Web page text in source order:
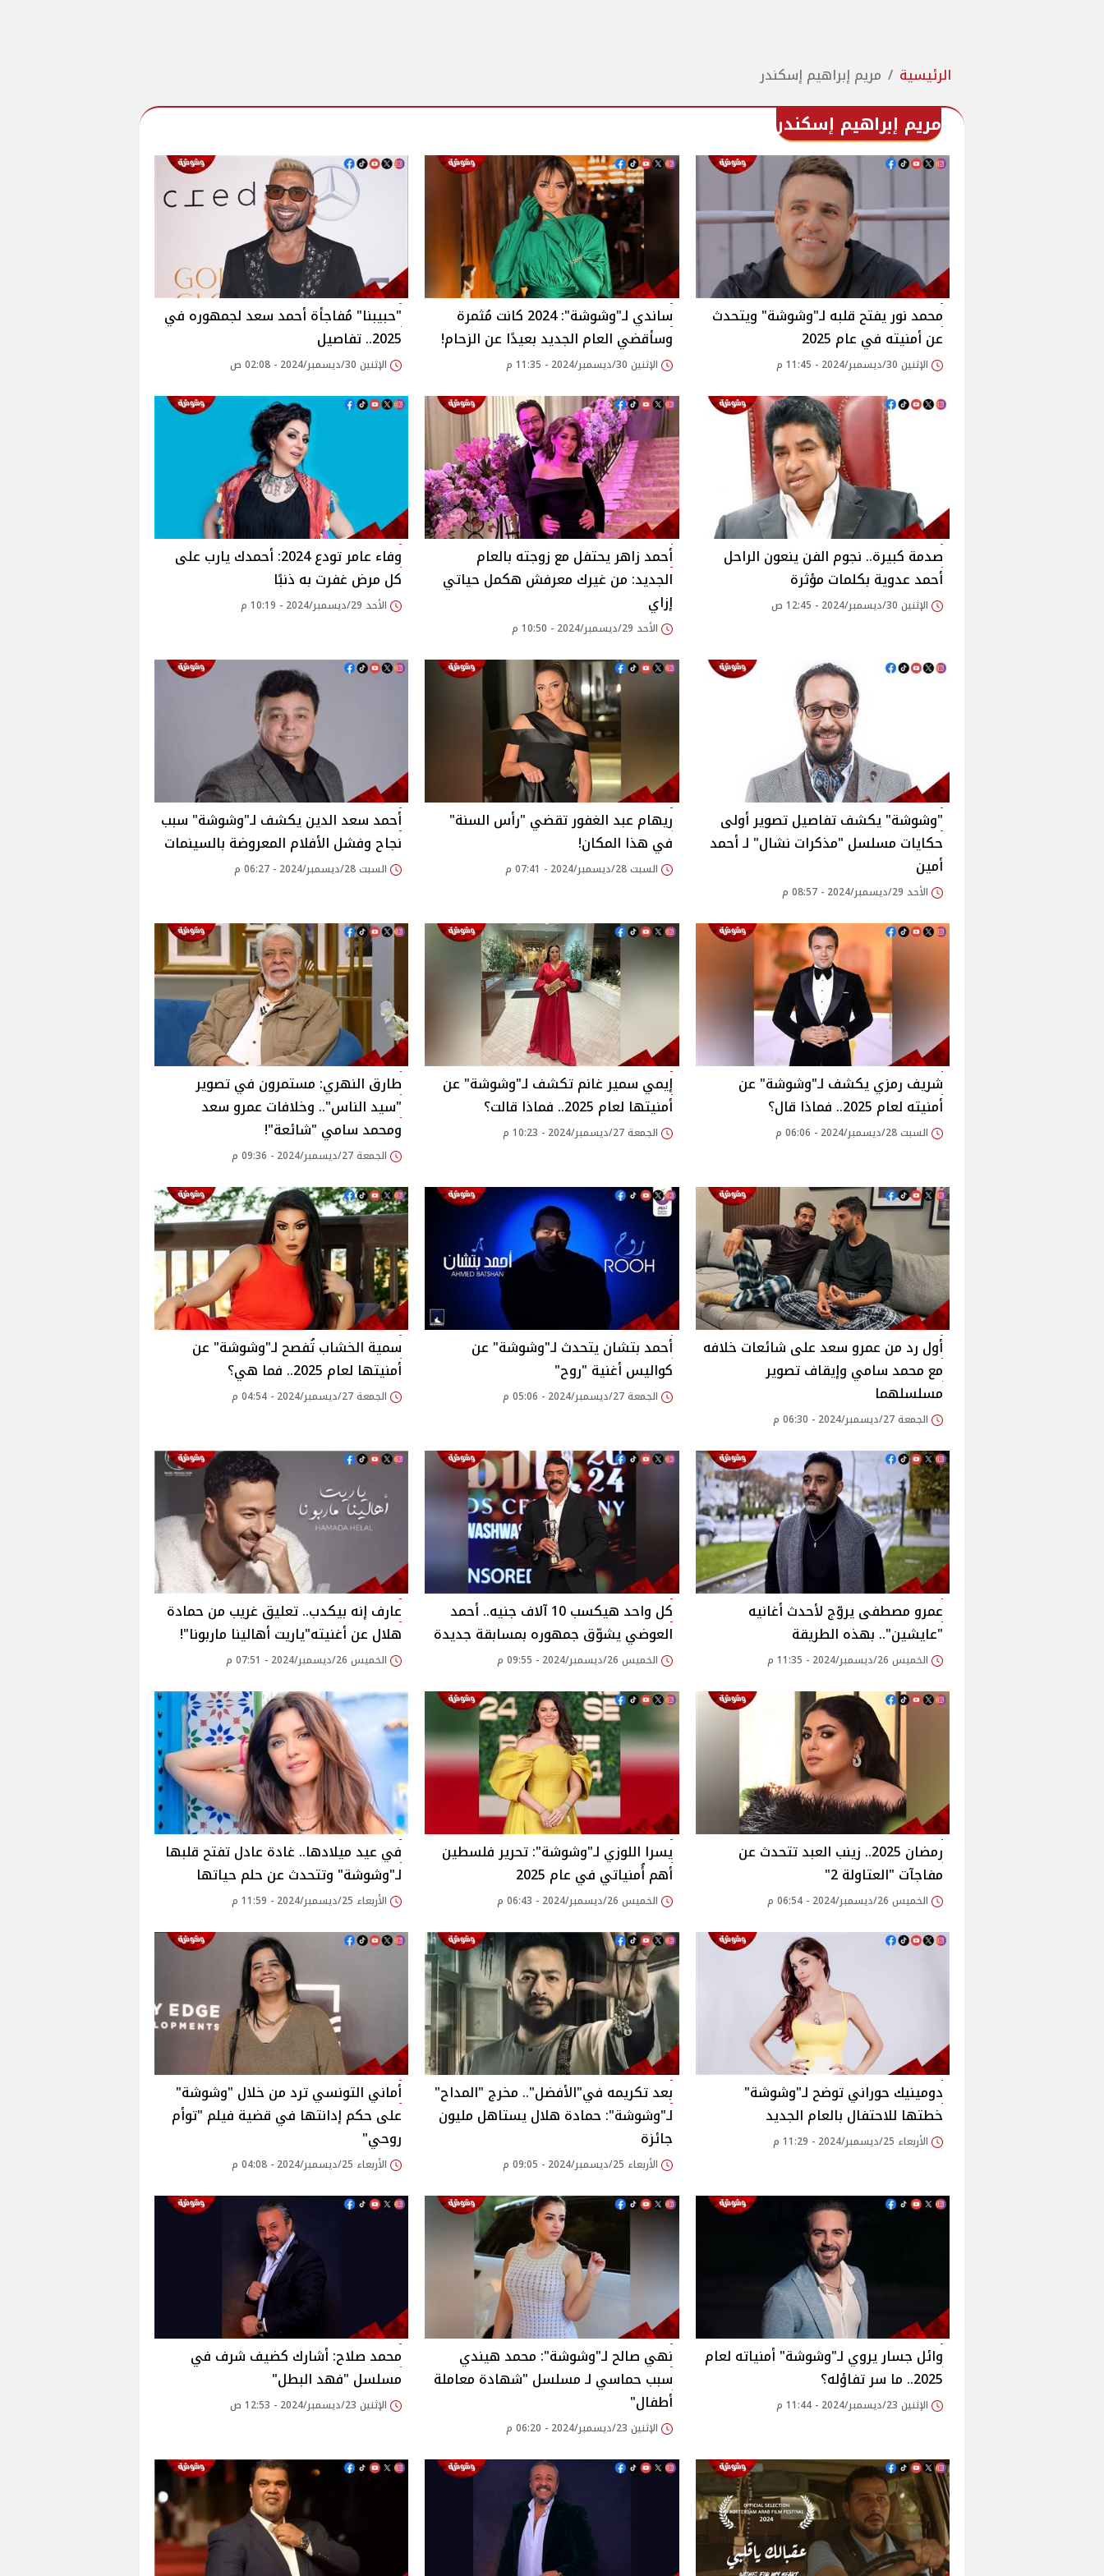
الرئيسية مريم إبراهيم إسكندر
مريم إبراهيم إسكندر
محمد نور يفتح قلبه لـ"وشوشة" ويتحدث
عن أمنيته في عام 2025
الإثنين 30/ديسمبر/2024 - 11:45 م
ساندي لـ"وشوشة": 2024 كانت مُثمرة
وسأقضي العام الجديد بعيدًا عن الزحام!
الإثنين 30/ديسمبر/2024 - 11:35 م
"حبيبنا" مُفاجأة أحمد سعد لجمهوره في
2025.. تفاصيل
الإثنين 30/ديسمبر/2024 - 02:08 ص
صدمة كبيرة.. نجوم الفن ينعون الراحل
أحمد عدوية بكلمات مؤثرة
الإثنين 30/ديسمبر/2024 - 12:45 ص
أحمد زاهر يحتفل مع زوجته بالعام
الجديد: من غيرك معرفش هكمل حياتي
إزاي
الأحد 29/ديسمبر/2024 - 10:50 م
وفاء عامر تودع 2024: أحمدك يارب على
كل مرض غفرت به ذنبًا
الأحد 29/ديسمبر/2024 - 10:19 م
"وشوشة" يكشف تفاصيل تصوير أولى
حكايات مسلسل "مذكرات نشال" لـ أحمد
أمين
الأحد 29/ديسمبر/2024 - 08:57 م
ريهام عبد الغفور تقضي "رأس السنة"
في هذا المكان!
السبت 28/ديسمبر/2024 - 07:41 م
أحمد سعد الدين يكشف لـ"وشوشة" سبب
نجاح وفشل الأفلام المعروضة بالسينمات
السبت 28/ديسمبر/2024 - 06:27 م
شريف رمزي يكشف لـ"وشوشة" عن
أمنيته لعام 2025.. فماذا قال؟
السبت 28/ديسمبر/2024 - 06:06 م
إيمي سمير غانم تكشف لـ"وشوشة" عن
أمنيتها لعام 2025.. فماذا قالت؟
الجمعة 27/ديسمبر/2024 - 10:23 م
طارق النهري: مستمرون في تصوير
"سيد الناس".. وخلافات عمرو سعد
ومحمد سامي "شائعة"!
الجمعة 27/ديسمبر/2024 - 09:36 م
أول رد من عمرو سعد على شائعات خلافه
مع محمد سامي وإيقاف تصوير
مسلسلهما
الجمعة 27/ديسمبر/2024 - 06:30 م
أحمد بتشان يتحدث لـ"وشوشة" عن
كواليس أغنية "روح"
الجمعة 27/ديسمبر/2024 - 05:06 م
سمية الخشاب تُفصح لـ"وشوشة" عن
أمنيتها لعام 2025.. فما هي؟
الجمعة 27/ديسمبر/2024 - 04:54 م
عمرو مصطفى يروّج لأحدث أغانيه
"عايشين"‎.. بهذه الطريقة
الخميس 26/ديسمبر/2024 - 11:35 م
كل واحد هيكسب 10 آلاف جنيه.. أحمد
العوضي يشوّق جمهوره بمسابقة جديدة
الخميس 26/ديسمبر/2024 - 09:55 م
عارف إنه بيكدب.. تعليق غريب من حمادة
هلال عن أغنيته"ياريت أهالينا ماربونا"!
الخميس 26/ديسمبر/2024 - 07:51 م
رمضان 2025.. زينب العبد تتحدث عن
مفاجآت "العتاولة 2"
الخميس 26/ديسمبر/2024 - 06:54 م
يسرا اللوزي لـ"وشوشة": تحرير فلسطين
أهم أُمنياتي في عام 2025
الخميس 26/ديسمبر/2024 - 06:43 م
في عيد ميلادها.. غادة عادل تفتح قلبها
لـ"وشوشة" وتتحدث عن حلم حياتها
الأربعاء 25/ديسمبر/2024 - 11:59 م
دومينيك حوراني توضح لـ"وشوشة"
خطتها للاحتفال بالعام الجديد
الأربعاء 25/ديسمبر/2024 - 11:29 م
بعد تكريمه في"الأفضل".. مخرج "المداح"
لـ"وشوشة": حمادة هلال يستاهل مليون
جائزة
الأربعاء 25/ديسمبر/2024 - 09:05 م
أماني التونسي ترد من خلال "وشوشة"
على حكم إدانتها في قضية فيلم "توأم
روحي"
الأربعاء 25/ديسمبر/2024 - 04:08 م
وائل جسار يروي لـ"وشوشة" أمنياته لعام
2025.. ما سر تفاؤله؟
الإثنين 23/ديسمبر/2024 - 11:44 م
نهي صالح لـ"وشوشة": محمد هيندي
سبب حماسي لـ مسلسل "شهادة معاملة
أطفال"‎
الإثنين 23/ديسمبر/2024 - 06:20 م
محمد صلاح: أشارك كضيف شرف في
مسلسل "فهد البطل"‎
الإثنين 23/ديسمبر/2024 - 12:53 ص